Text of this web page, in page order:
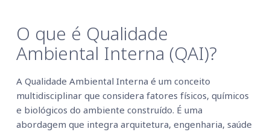
O que é Qualidade
Ambiental Interna (QAI)?
A Qualidade Ambiental Interna é um conceito
multidisciplinar que considera fatores físicos, químicos
e biológicos do ambiente construído. É uma
abordagem que integra arquitetura, engenharia, saúde